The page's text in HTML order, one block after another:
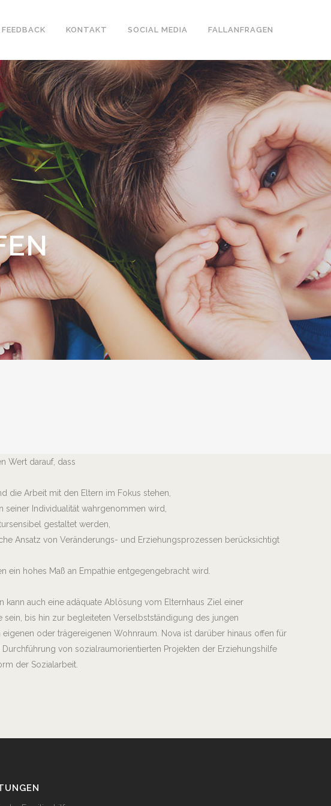
FEEDBACK KONTAKT SOCIAL MEDIA FALLANFRAGEN
Wert darauf, dass
die Arbeit mit den Eltern im Fokus stehen,
seiner Individualität wahrgenommen wird,
gestaltet werden,
Ansatz von Veränderungs- und Erziehungsprozessen berücksichtigt
ein hohes Maß an Empathie entgegengebracht wird.
kann auch eine adäquate Ablösung vom Elternhaus Ziel einer
sein, bis hin zur begleiteten Verselbstständigung des jungen
eigenen oder trägereigenen Wohnraum. Nova ist darüber hinaus offen für
Durchführung von sozialraumorientierten Projekten der Erziehungshilfe
der Sozialarbeit.